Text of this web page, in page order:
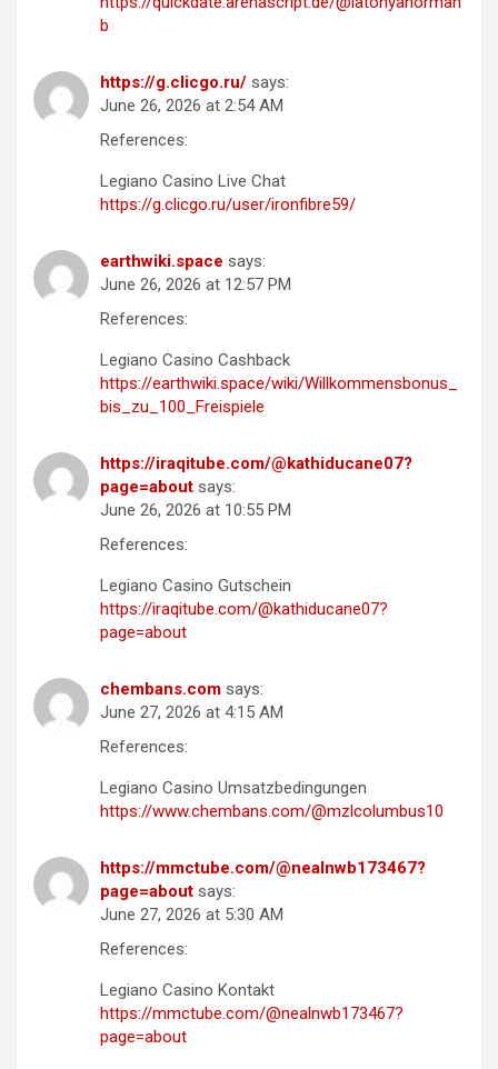
b
https://g.clicgo.ru/ says:
June 26, 2026 at 2:54 AM
References:
Legiano Casino Live Chat
https://g.clicgo.ru/user/ironfibre59/
earthwiki.space says:
June 26, 2026 at 12:57 PM
References:
Legiano Casino Cashback
https://earthwiki.space/wiki/Willkommensbonus_
bis_zu_100_Freispiele
https://iraqitube.com/@kathiducane07?
page=about says:
June 26, 2026 at 10:55 PM
References:
Legiano Casino Gutschein
https://iraqitube.com/@kathiducane07?
page=about
chembans.com says:
June 27, 2026 at 4:15 AM
References:
Legiano Casino Umsatzbedingungen
https://www.chembans.com/@mzlcolumbus10
https://mmctube.com/@nealnwb173467?
page=about says:
June 27, 2026 at 5:30 AM
References:
Legiano Casino Kontakt
https://mmctube.com/@nealnwb173467?
page=about